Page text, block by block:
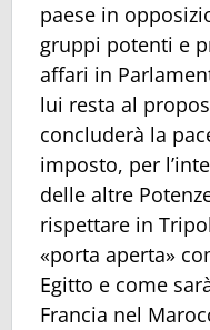
paese in
gruppi potenti e
affari in
lui resta al
concluderà la
imposto, per
delle altre
rispettare in
«porta aperta»
Egitto e come
Francia nel